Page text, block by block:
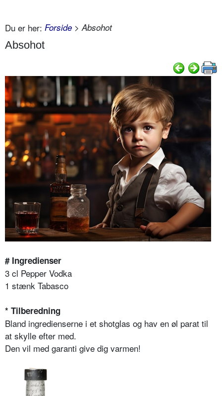
Du er her: Forside > Absohot
Absohot
# Ingredienser
3 cl Pepper Vodka
1 stænk Tabasco
* Tilberedning
Bland ingredienserne i et shotglas og hav en øl parat til
at skylle efter med.
Den vil med garanti give dig varmen!